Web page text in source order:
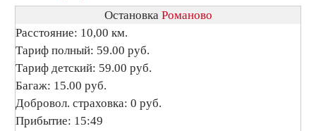
Остановка Романово
Расстояние: 10,00 км.
Тариф полный: 59.00 руб.
Тариф детский: 59.00 руб.
Багаж: 15.00 руб.
Добровол. страховка: 0 руб.
Прибытие: 15:49